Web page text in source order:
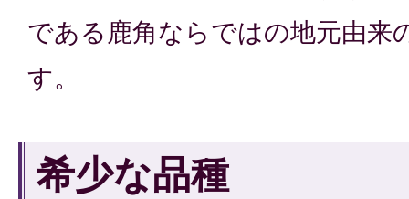
である鹿角ならではの地元由来
す。
希少な品種